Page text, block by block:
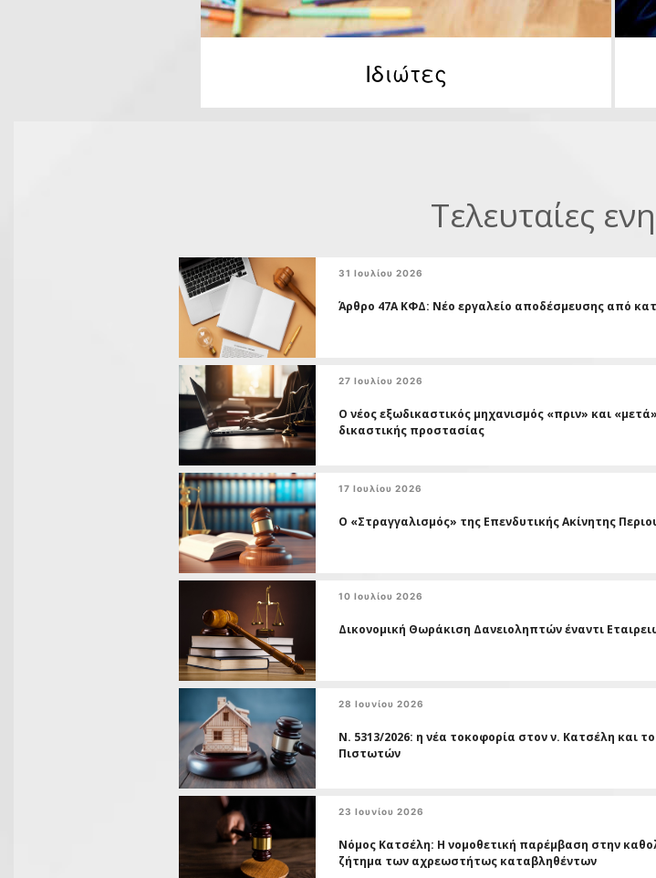
Ιδιώτες
Τελευταίες
31 Ιουλίου 2026
Άρθρο 47Α ΚΦΔ: Νέο εργαλείο αποδέσμευσης από
27 Ιουλίου 2026
Ο νέος εξωδικαστικός μηχανισμός «πριν» και
δικαστικής προστασίας
17 Ιουλίου 2026
Ο «Στραγγαλισμός» της Επενδυτικής Ακίνητης
10 Ιουλίου 2026
Δικονομική Θωράκιση Δανειοληπτών έναντι
28 Ιουνίου 2026
Ν. 5313/2026: η νέα τοκοφορία στον ν. Κατσέλη και
Πιστωτών
23 Ιουνίου 2026
Νόμος Κατσέλη: Η νομοθετική παρέμβαση στην
ζήτημα των αχρεωστήτως καταβληθέντων